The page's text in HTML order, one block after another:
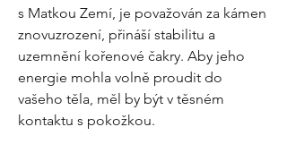
s Matkou Zemí, je považován za kámen
znovuzrození, přináší stabilitu a
uzemnění kořenové čakry. Aby jeho
energie mohla volně proudit do
vašeho těla, měl by být v těsném
kontaktu s pokožkou.